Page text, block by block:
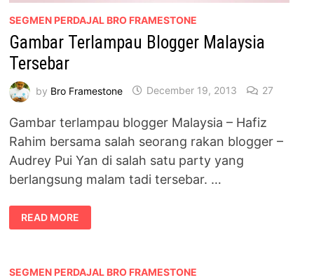
SEGMEN PERDAJAL BRO FRAMESTONE
Gambar Terlampau Blogger Malaysia
Tersebar
by Bro Framestone December 19, 2013 27
Gambar terlampau blogger Malaysia – Hafiz
Rahim bersama salah seorang rakan blogger –
Audrey Pui Yan di salah satu party yang
berlangsung malam tadi tersebar. …
GAMBAR
TERLAMPAU
BLOGGER
READ MORE
SEGMEN PERDAJAL BRO FRAMESTONE